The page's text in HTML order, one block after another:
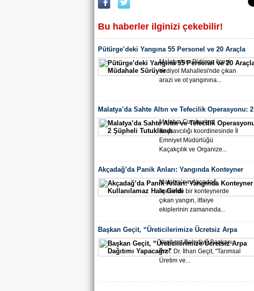
Bu haberler ilginizi çekebilir!
Pütürge’deki Yangına 55 Personel ve 20 Araçla
Müdahale Sürüyor Malatya'nın Pütürge ilçesi
Yediyol Mahallesi'nde çıkan
arazi ve ot yangınına...
Malatya’da Sahte Altın ve Tefecilik Operasyonu: 2
Şüpheli Tutuklandı Malatya Cumhuriyet
Başsavcılığı koordinesinde İl
Emniyet Müdürlüğü
Kaçakçılık ve Organize...
Akçadağ’da Panik Anları: Yangında Konteyner
Kullanılamaz Hale GeldiMalatya’nın Akçadağ
ilçesinde bir konteynerde
çıkan yangın, itfaiye
ekiplerinin zamanında...
Başkan Geçit, “Üreticilerimize Ücretsiz Arpa
Dağıtımı Yapacağız”Yeşilyurt Belediye Başkanı
Prof. Dr. İlhan Geçit, "Tarımsal
Üretim ve...